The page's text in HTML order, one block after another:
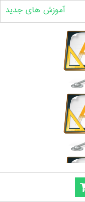
آموزش های جدید